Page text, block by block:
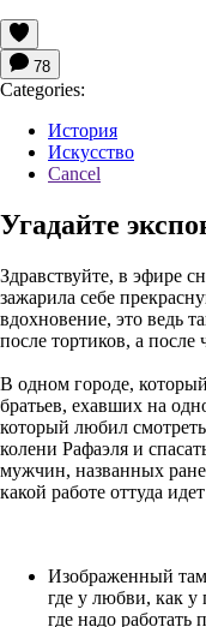
78
Categories:
История
Искусство
Cancel
Угадайте
Здравствуйте, в эфире
зажарила себе
вдохновение, это ведь
после тортиков, а после
В одном городе,
братьев, ехавших на
который любил
колени Рафаэля и
мужчин, названных
какой работе оттуда
Изображенный
где у любви, как у
где надо